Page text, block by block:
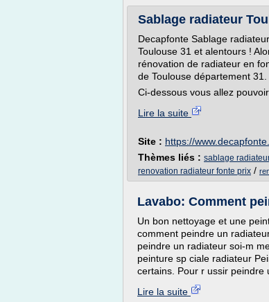
Sablage radiateur
Decapfonte Sablage
Toulouse 31 et alentours !
rénovation de radiateur en
de Toulouse département 31.
Ci-dessous vous allez
Lire la suite
Site : https://
Thèmes liés : sablage
renovation radiateur fonte prix /
Lavabo: Comment
Un bon nettoyage et une
comment peindre un
peindre un radiateur soi-m
peinture sp ciale radiateur
certains. Pour r ussir peindre
Lire la suite